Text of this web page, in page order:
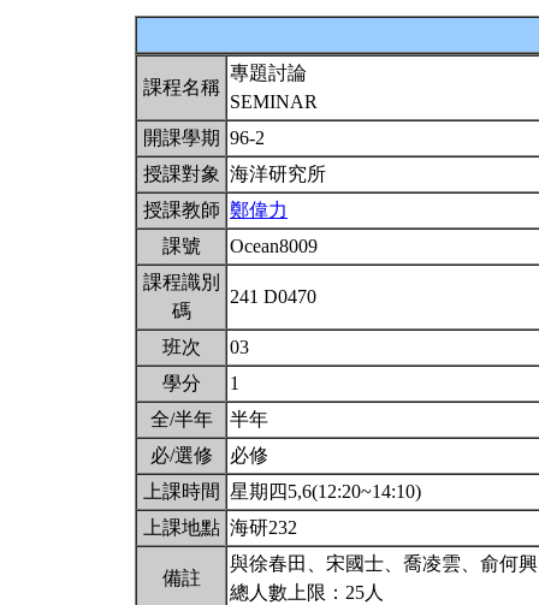
課程名稱
專題討論
SEMINAR
開課學期 96-2
授課對象 海洋研究所
授課教師 鄭偉力
課號
Ocean8009
課程識別
碼
241 D0470
班次
03
學分
1
全/半年
半年
必/選修
必修
上課時間 星期四5,6(12:20~14:10)
上課地點 海研232
備註
與徐春田、宋國士、喬凌雲、俞何
總人數上限：25人